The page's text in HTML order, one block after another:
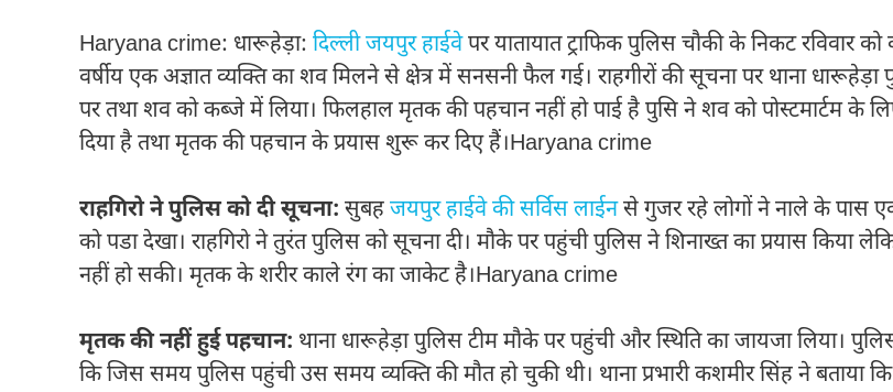
Haryana crime: धारूहेड़ा: दिल्ली जयपुर हाईवेपर यातायात ट्राफिक पुलिस चौकी के निकट रविवार को
वर्षीय एक अज्ञात व्यक्ति का शव मिलने से क्षेत्र में सनसनी फैल गई। राहगीरों की सूचना पर थाना
पर तथा शव को कब्जे में लिया। फिलहाल मृतक की पहचान नहीं हो पाई है पुसि ने शव को पोस्टमार्टम के
दिया है तथा मृतक की पहचान के प्रयास शुरू कर दिए हैं।Haryana crime
राहगिरो ने पुलिस को दी सूचना: सुबहजयपुर हाईवे की सर्विस लाईनसे गुजर रहे लोगों ने नाले के पास
को पडा देखा। राहगिरो ने तुरंत पुलिस को सूचना दी। मौके पर पहुंची पुलिस ने शिनाख्त का प्रयास किया
नहीं हो सकी। मृतक के शरीर काले रंग का जाकेट है।Haryana crime
मृतक की नहीं हुई पहचान: थाना धारूहेड़ा पुलिस टीम मौके पर पहुंची और स्थिति का जायजा लिया।
कि जिस समय पुलिस पहुंची उस समय व्यक्ति की मौत हो चुकी थी। थाना प्रभारी कशमीर सिंह ने बताया कि